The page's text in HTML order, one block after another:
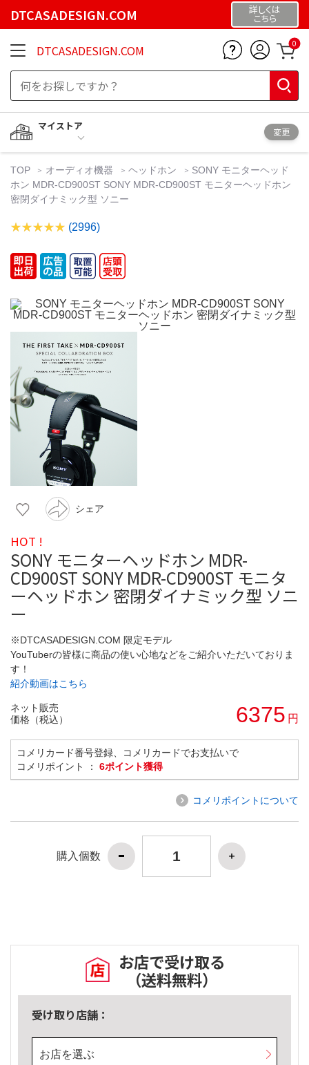
DTCASADESIGN.COM 詳しくは
こちら
DTCASADESIGN.COM 0
マイストア
変更
TOP オーディオ機器 ヘッドホン
SONY モニターヘッド
ホン MDR-CD900ST SONY MDR-CD900ST モニターヘッドホン
密閉ダイナミック型 ソニー
(2996)
シェア
HOT !
SONY モニターヘッドホン MDR-
CD900ST SONY MDR-CD900ST モニタ
ーヘッドホン 密閉ダイナミック型 ソニ
ー
※DTCASADESIGN.COM 限定モデル
YouTuberの皆様に商品の使い心地などをご紹介いただいておりま
す！
紹介動画はこちら
ネット販売
価格（税込）
6375 円
コメリカード番号登録、コメリカードでお支払いで
コメリポイント ： 6ポイント獲得
コメリポイントについて
購入個数
お店で受け取る
（送料無料）
受け取り店舗：
お店を選ぶ